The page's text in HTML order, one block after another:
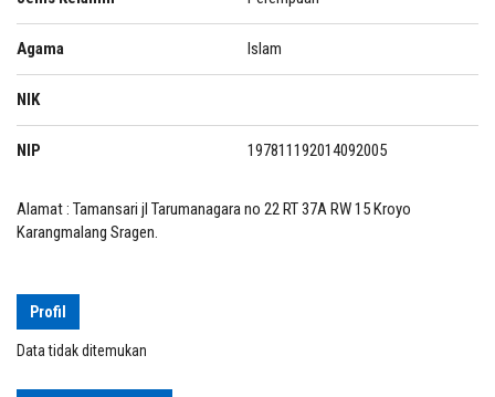
Agama Islam
NIK
NIP 197811192014092005
Alamat : Tamansari jl Tarumanagara no 22 RT 37A RW 15 Kroyo
Karangmalang Sragen.
Profil
Data tidak ditemukan